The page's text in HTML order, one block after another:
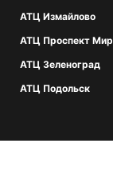
АТЦ Измайлово
АТЦ Проспект
АТЦ Зеленоград
АТЦ Подольск